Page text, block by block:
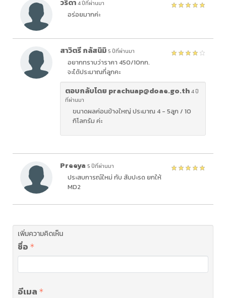
วริดา4 ปีที่ผ่านมา
อร่อย​มาก​ค่ะ
สาวิตรี กลัสนิมิ5 ปีที่ผ่านมา
อยากทราบว่าราคา 450/10กก.
จะได้ประมาณกี่ลูกคะ
ตอบกลับโดย prachuap@doae.go.th4 ปี
ที่ผ่านมา
ขนาดผลค่อนข้างใหญ่ ประมาณ 4 - 5ลูก / 10
กิโลกรัม ค่ะ
Preeya 5 ปีที่ผ่านมา
ประสบการณ์ใหม่ กับ สับปะรด ยกให้
MD2
เพิ่มความคิดเห็น
ชื่อ
อีเมล